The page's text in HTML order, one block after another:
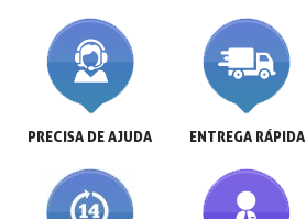
PRECISA DE AJUDA ENTREGA RÁPIDA